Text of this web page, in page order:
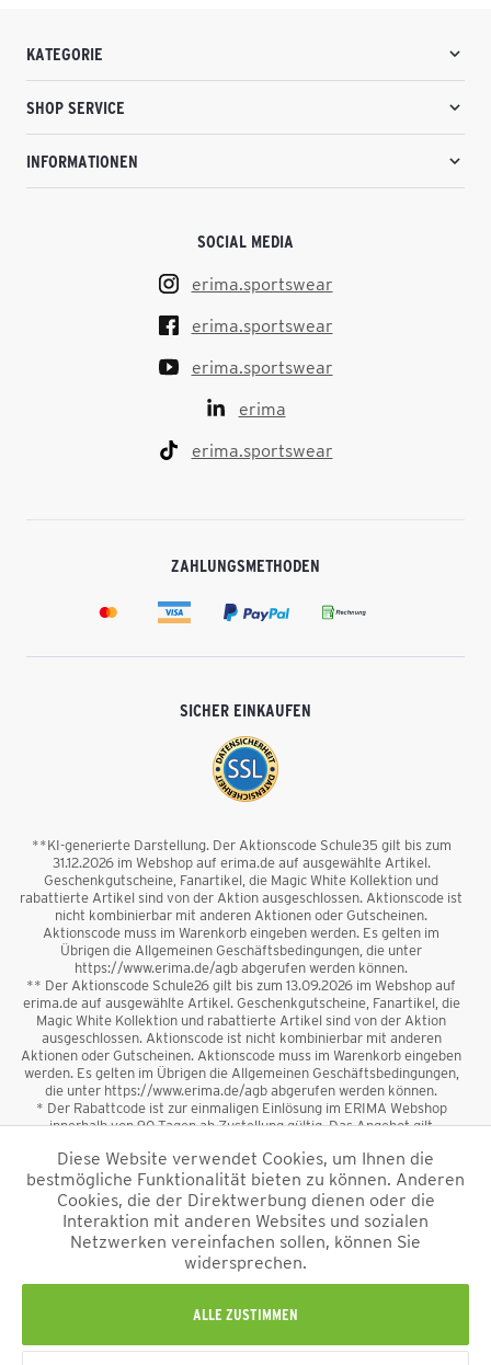
KATEGORIE
SHOP SERVICE
INFORMATIONEN
SOCIAL MEDIA
erima.sportswear
erima.sportswear
erima.sportswear
erima
erima.sportswear
ZAHLUNGSMETHODEN
SICHER EINKAUFEN
**KI-generierte Darstellung. Der Aktionscode Schule35 gilt bis zum
31.12.2026 im Webshop auf erima.de auf ausgewählte Artikel.
Geschenkgutscheine, Fanartikel, die Magic White Kollektion und
rabattierte Artikel sind von der Aktion ausgeschlossen. Aktionscode ist
nicht kombinierbar mit anderen Aktionen oder Gutscheinen.
Aktionscode muss im Warenkorb eingeben werden. Es gelten im
Übrigen die Allgemeinen Geschäftsbedingungen, die unter
https://www.erima.de/agb abgerufen werden können.
** Der Aktionscode Schule26 gilt bis zum 13.09.2026 im Webshop auf
erima.de auf ausgewählte Artikel. Geschenkgutscheine, Fanartikel, die
Magic White Kollektion und rabattierte Artikel sind von der Aktion
ausgeschlossen. Aktionscode ist nicht kombinierbar mit anderen
Aktionen oder Gutscheinen. Aktionscode muss im Warenkorb eingeben
werden. Es gelten im Übrigen die Allgemeinen Geschäftsbedingungen,
die unter https://www.erima.de/agb abgerufen werden können.
* Der Rabattcode ist zur einmaligen Einlösung im ERIMA Webshop
innerhalb von 90 Tagen ab Zustellung gültig. Das Angebot gilt
sowie Geschenkgutscheine sind vom Rabatt ausgeschlossen. Der
Rabattcode ist nicht mit anderen Aktionen oder Gutscheinen
kombinierbar. Der Mindestbestellwert beträgt 50 €
*Alle Preise verstehen sich inkl. Mehrwertsteuer und zzgl.
und ggf. Nachnahmegebühren, wenn nicht anders
beschrieben.
Diese Website verwendet Cookies, um Ihnen die
bestmögliche Funktionalität bieten zu können. Anderen
Cookies, die der Direktwerbung dienen oder die
Interaktion mit anderen Websites und sozialen
Netzwerken vereinfachen sollen, können Sie
widersprechen.